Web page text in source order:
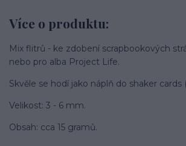
Více o produktu:
Mix flitrů - ke zdobení scrapbookových
nebo pro alba Project Life.
Skvěle se hodí jako náplň do shaker cards
Velikost: 3 - 6 mm.
Obsah: cca 15 gramů.